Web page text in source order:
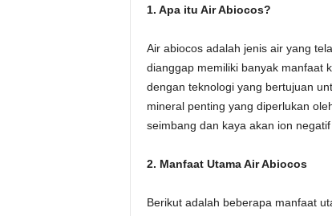
1. Apa itu Air Abiocos?
Air abiocos adalah jenis air yang
dianggap memiliki banyak manfaat
dengan teknologi yang bertujuan
mineral penting yang diperlukan
seimbang dan kaya akan ion
2. Manfaat Utama Air Abiocos
Berikut adalah beberapa manfaat